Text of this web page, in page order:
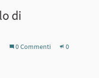
di
0 Commenti
0